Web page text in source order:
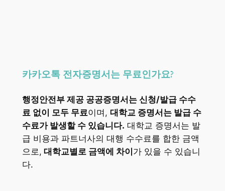
카카오톡 전자증명서는 무료인가요?
행정안전부 제공 공공증명서는 신청/발급 수수
료 없이 모두 무료이며, 대학교 증명서는 발급 수
수료가 발생할 수 있습니다. 대학교 증명서는 발
급 비용과 파트너사의 대행 수수료를 합한 금액
으로, 대학교별로 금액에 차이가 있을 수 있습니
다.